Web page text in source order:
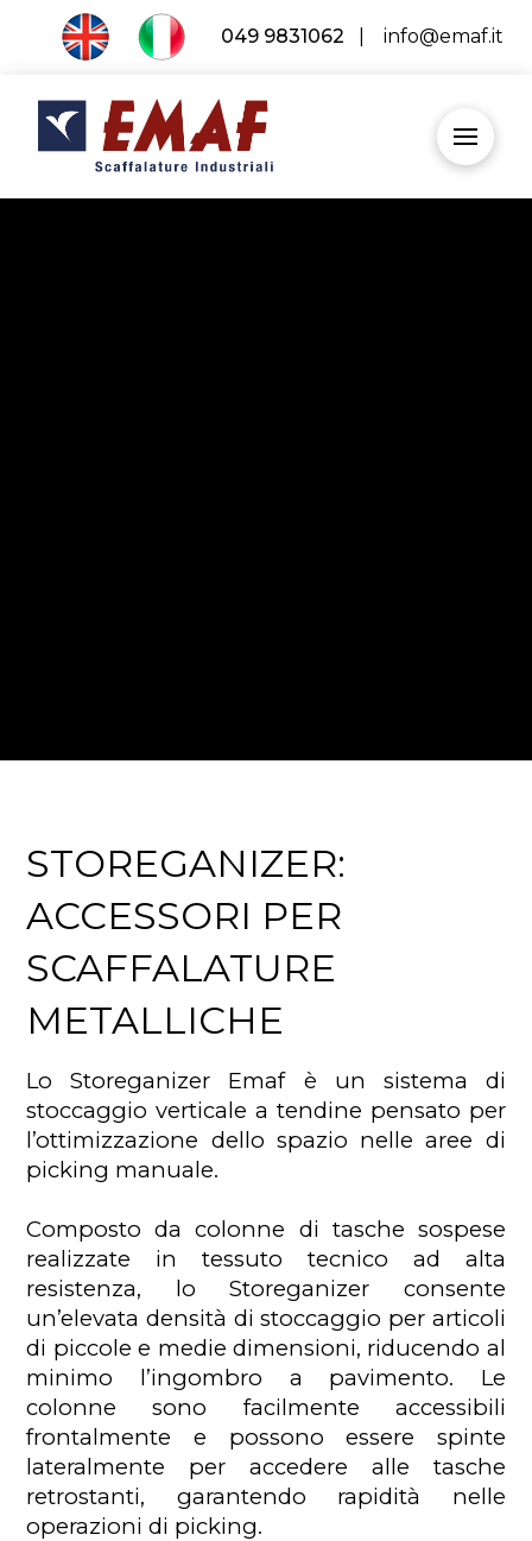
049 9831062 info@emaf.it
STOREGANIZER:
ACCESSORI PER
SCAFFALATURE
METALLICHE
Lo Storeganizer Emaf è un sistema di
stoccaggio verticale a tendine pensato per
l’ottimizzazione dello spazio nelle aree di
picking manuale.
Composto da colonne di tasche sospese
realizzate in tessuto tecnico ad alta
resistenza, lo Storeganizer consente
un’elevata densità di stoccaggio per articoli
di piccole e medie dimensioni, riducendo al
minimo l’ingombro a pavimento. Le
colonne sono facilmente accessibili
frontalmente e possono essere spinte
lateralmente per accedere alle tasche
retrostanti, garantendo rapidità nelle
operazioni di picking.